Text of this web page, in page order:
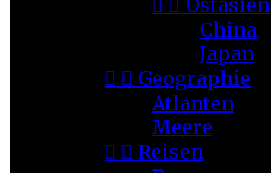
  Ostasien
China
Japan
  Geographie
Atlanten
Meere
  Reisen